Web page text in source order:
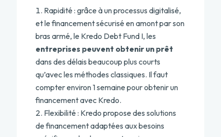
Rapidité : grâce à un processus digitalisé,
et le financement sécurisé en amont par son
bras armé, le Kredo Debt Fund I, les
entreprises peuvent obtenir un prêt
dans des délais beaucoup plus courts
qu’avec les méthodes classiques. Il faut
compter environ 1 semaine pour obtenir un
financement avec Kredo.
Flexibilité : Kredo propose des solutions
de financement adaptées aux besoins